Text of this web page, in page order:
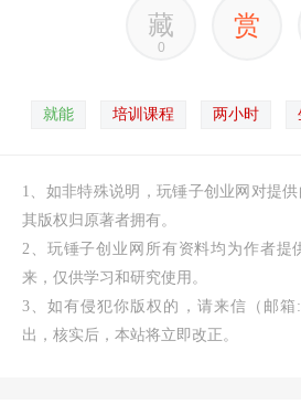
藏
0
赏
就能 培训课程 两小时
1、如非特殊说明，玩锤子创业网对提
其版权归原著者拥有。
2、玩锤子创业网所有资料均为作者提
来，仅供学习和研究使用。
3、如有侵犯你版权的，请来信（邮箱
出，核实后，本站将立即改正。